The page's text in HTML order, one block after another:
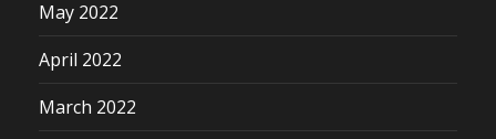
May 2022
April 2022
March 2022